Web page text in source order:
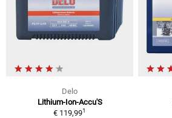
Delo
Lithium-Ion-Accu'S
€ 119,991